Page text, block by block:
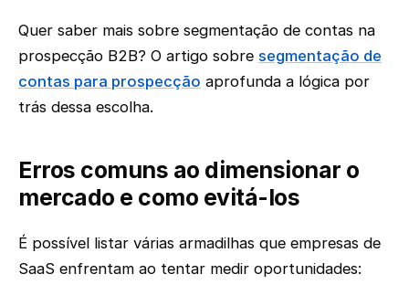
Quer saber mais sobre segmentação de contas na
prospecção B2B? O artigo sobre segmentação de
contas para prospecção aprofunda a lógica por
trás dessa escolha.
Erros comuns ao dimensionar o
mercado e como evitá-los
É possível listar várias armadilhas que empresas de
SaaS enfrentam ao tentar medir oportunidades: